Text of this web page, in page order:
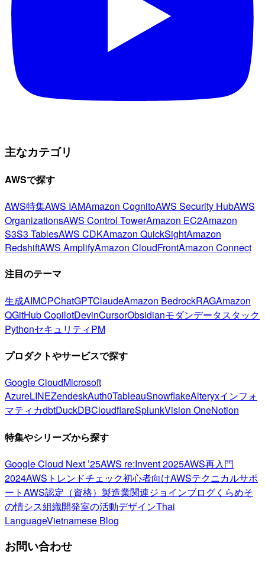
主なカテゴリ
AWSで探す
AWS特集AWS IAMAmazon CognitoAWS Security HubAWS
OrganizationsAWS Control TowerAmazon EC2Amazon
S3S3 TablesAWS CDKAmazon QuickSightAmazon
RedshiftAWS AmplifyAmazon CloudFrontAmazon Connect
注目のテーマ
生成AIMCPChatGPTClaudeAmazon BedrockRAGAmazon
QGitHub CopilotDevinCursorObsidianモダンデータスタック
PythonセキュリティPM
プロダクトやサービスで探す
Google CloudMicrosoft
AzureLINEZendeskAuth0TableauSnowflakeAlteryxインフォ
マティカdbtDuckDBCloudflareSplunkVision OneNotion
特集やシリーズから探す
Google Cloud Next ’25AWS re:Invent 2025AWS再入門
2024AWSトレンドチェック初心者向けAWSテクニカルサポ
ートAWS認定（資格） 製造業関連ジョインブログくらめそ
の情シス組織開発室の活動デザインThai
LanguageVietnamese Blog
お問い合わせ